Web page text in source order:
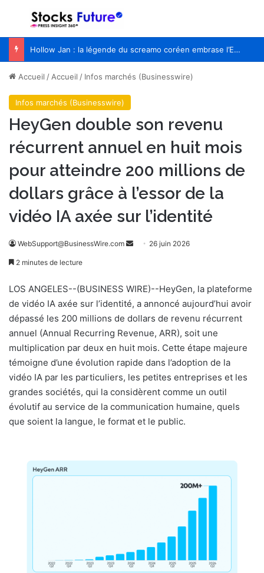
Menu
Hollow Jan : la légende du screamo coréen embrase l’Europe pour la première fois
Accueil /Accueil / Infos marchés (Businesswire)
Infos marchés (Businesswire)
HeyGen double son revenu
récurrent annuel en huit mois
pour atteindre 200 millions de
dollars grâce à l’essor de la
vidéo IA axée sur l’identité
WebSupport@BusinessWire.com
o
e
u
r
26 juin 2026
2 minutes de lecture
LOS ANGELES--(BUSINESS WIRE)--HeyGen, la plateforme
de vidéo IA axée sur l’identité, a annoncé aujourd’hui avoir
dépassé les 200 millions de dollars de revenu récurrent
annuel (Annual Recurring Revenue, ARR), soit une
multiplication par deux en huit mois. Cette étape majeure
témoigne d’une évolution rapide dans l’adoption de la
vidéo IA par les particuliers, les petites entreprises et les
grandes sociétés, qui la considèrent comme un outil
évolutif au service de la communication humaine, quels
que soient la langue, le format et le public.